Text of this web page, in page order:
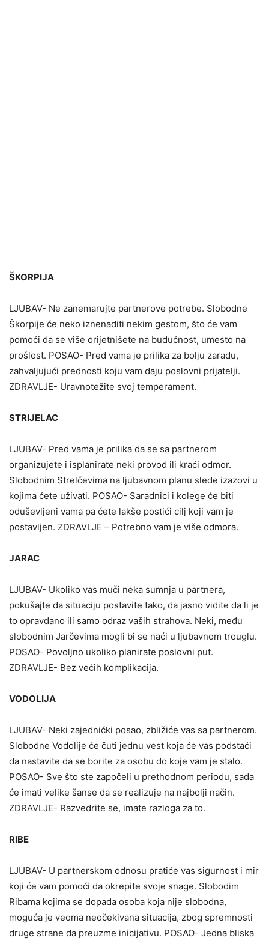
ŠKORPIJA
LJUBAV- Ne zanemarujte partnerove potrebe. Slobodne
Škorpije će neko iznenaditi nekim gestom, što će vam
pomoći da se više orijetnišete na budućnost, umesto na
prošlost. POSAO- Pred vama je prilika za bolju zaradu,
zahvaljujući prednosti koju vam daju poslovni prijatelji.
ZDRAVLJE- Uravnotežite svoj temperament.
STRIJELAC
LJUBAV- Pred vama je prilika da se sa partnerom
organizujete i isplanirate neki provod ili kraći odmor.
Slobodnim Strelčevima na ljubavnom planu slede izazovi u
kojima ćete uživati. POSAO- Saradnici i kolege će biti
oduševljeni vama pa ćete lakše postići cilj koji vam je
postavljen. ZDRAVLJE – Potrebno vam je više odmora.
JARAC
LJUBAV- Ukoliko vas muči neka sumnja u partnera,
pokušajte da situaciju postavite tako, da jasno vidite da li je
to opravdano ili samo odraz vaših strahova. Neki, među
slobodnim Jarčevima mogli bi se naći u ljubavnom trouglu.
POSAO- Povoljno ukoliko planirate poslovni put.
ZDRAVLJE- Bez većih komplikacija.
VODOLIJA
LJUBAV- Neki zajednićki posao, zbližiće vas sa partnerom.
Slobodne Vodolije će čuti jednu vest koja će vas podstaći
da nastavite da se borite za osobu do koje vam je stalo.
POSAO- Sve što ste započeli u prethodnom periodu, sada
će imati velike šanse da se realizuje na najbolji način.
ZDRAVLJE- Razvedrite se, imate razloga za to.
RIBE
LJUBAV- U partnerskom odnosu pratiće vas sigurnost i mir
koji će vam pomoći da okrepite svoje snage. Slobodim
Ribama kojima se dopada osoba koja nije slobodna,
moguća je veoma neočekivana situacija, zbog spremnosti
druge strane da preuzme inicijativu. POSAO- Jedna bliska